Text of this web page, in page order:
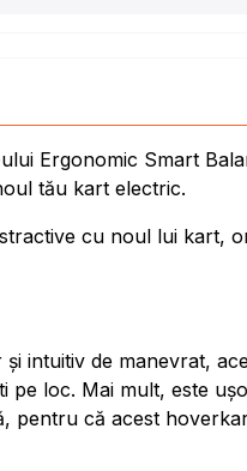
Ergonomic Smart
tău kart electric.
cu noul lui kart,
intuitiv de manevrat,
loc. Mai mult, este
că acest